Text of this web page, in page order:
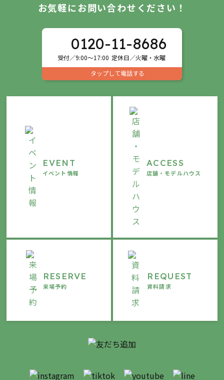
お気軽にお問い合わせください！
0120-11-8686
受付／9:00～17:00 定休日／火曜・水曜
タップして電話する
EVENT
イベント情報
ACCESS
店舗・モデルハウス
RESERVE
来場予約
REQUEST
資料請求